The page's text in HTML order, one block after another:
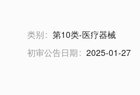
类别 第10类-医疗器械
初审公告日期 2025-01-27